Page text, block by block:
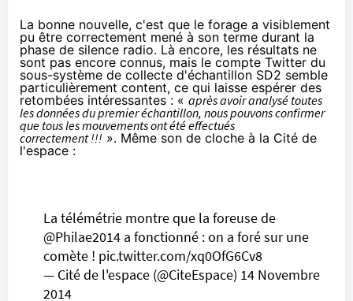
La bonne nouvelle, c'est que le forage a visiblement
pu être correctement mené à son terme durant la
phase de silence radio. Là encore, les résultats ne
sont pas encore connus, mais le compte Twitter du
sous-système de collecte d'échantillon SD2 semble
particulièrement content, ce qui laisse espérer des
retombées intéressantes : « après avoir analysé toutes
les données du premier échantillon, nous pouvons confirmer
que tous les mouvements ont été effectués
correctement !!! ». Même son de cloche à la Cité de
l'espace :
La télémétrie montre que la foreuse de
@Philae2014 a fonctionné : on a foré sur une
comète ! pic.twitter.com/xq0OfG6Cv8
— Cité de l'espace (@CiteEspace) 14 Novembre
2014